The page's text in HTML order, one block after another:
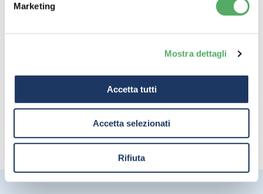
Marketing
Mostra dettagli
Accetta tutti
Accetta selezionati
Rifiuta
e opportunità per il settore delle pulizie
Torna al Blog